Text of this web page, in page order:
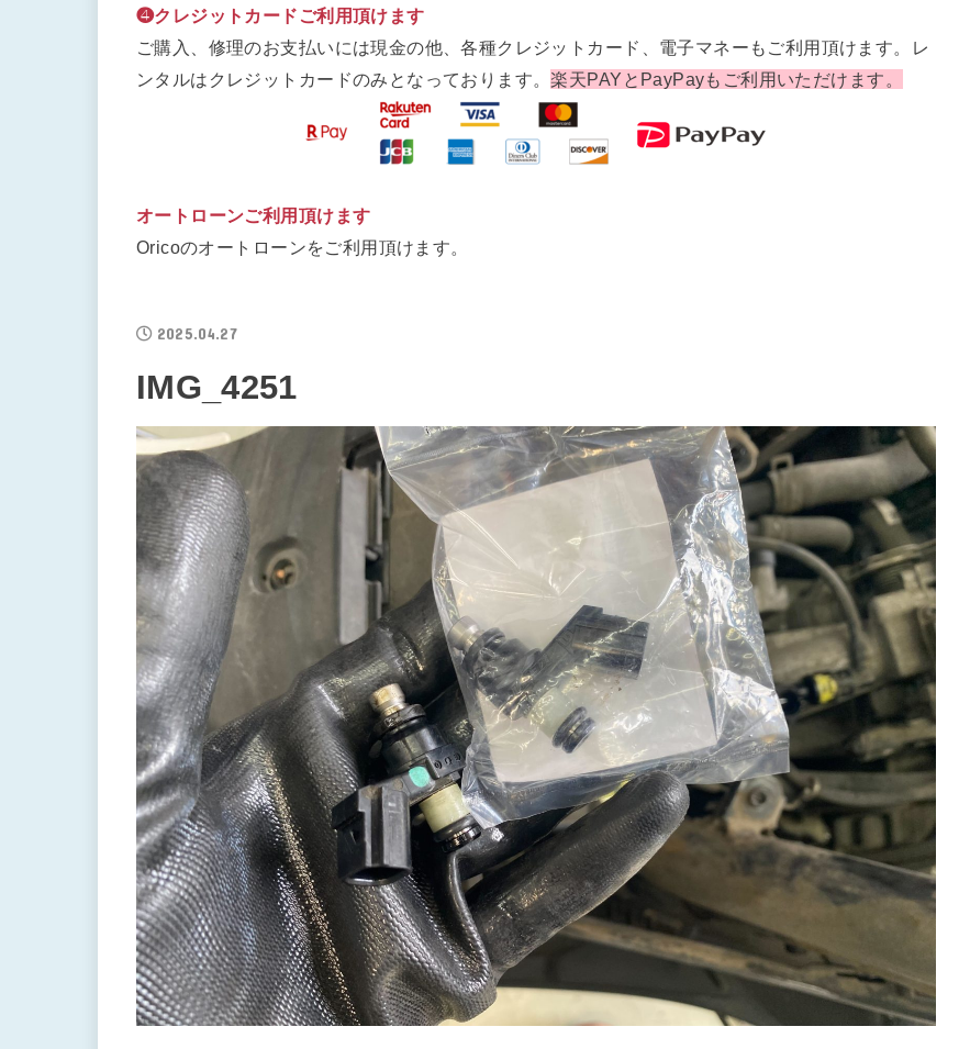
❹クレジットカードご利用頂けます
ご購入、修理のお支払いには現金の他、各種クレジットカード、電子マネーもご利用頂けます。レ
ンタルはクレジットカードのみとなっております。楽天PAYとPayPayもご利用いただけます。
オートローンご利用頂けます
Oricoのオートローンをご利用頂けます。
2025.04.27
IMG_4251